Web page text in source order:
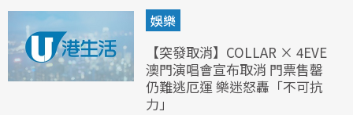
娛樂
【突發取消】COLLAR × 4EVE
澳門演唱會宣布取消 門票售罄
仍難逃厄運 樂迷怒轟「不可抗
力」